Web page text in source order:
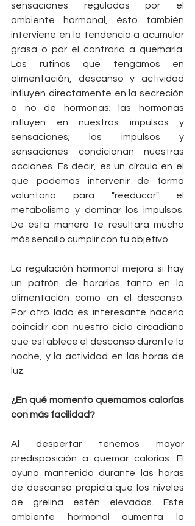
sensaciones reguladas por el
ambiente hormonal, ésto también
interviene en la tendencia a acumular
grasa o por el contrario a quemarla.
Las rutinas que tengamos en
alimentación, descanso y actividad
influyen directamente en la secreción
o no de hormonas; las hormonas
influyen en nuestros impulsos y
sensaciones; los impulsos y
sensaciones condicionan nuestras
acciones. Es decir, es un círculo en el
que podemos intervenir de forma
voluntaria para "reeducar" el
metabolismo y dominar los impulsos.
De ésta manera te resultara mucho
más sencillo cumplir con tu objetivo.
La regulación hormonal mejora si hay
un patrón de horarios tanto en la
alimentación como en el descanso.
Por otro lado es interesante hacerlo
coincidir con nuestro ciclo circadiano
que establece el descanso durante la
noche, y la actividad en las horas de
luz.
¿En qué momento quemamos calorías
con más facilidad?
Al despertar tenemos mayor
predisposición a quemar calorías. El
ayuno mantenido durante las horas
de descanso propicia que los niveles
de grelina estén elevados. Este
ambiente hormonal aumenta la